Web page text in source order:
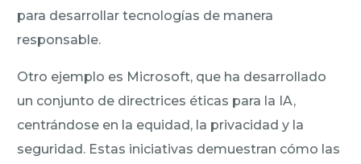
para desarrollar tecnologías de manera
responsable.
Otro ejemplo es Microsoft, que ha desarrollado
un conjunto de directrices éticas para la IA,
centrándose en la equidad, la privacidad y la
seguridad. Estas iniciativas demuestran cómo las